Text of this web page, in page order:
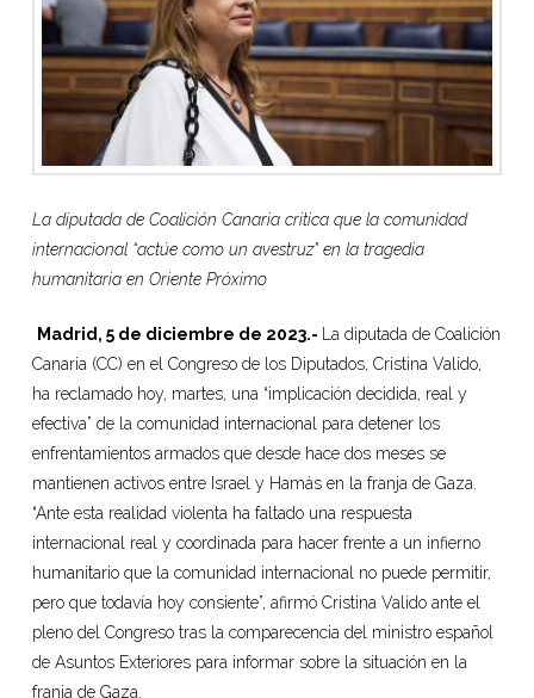
La diputada de Coalición Canaria critica que la comunidad
internacional “actúe como un avestruz” en la tragedia
humanitaria en Oriente Próximo
Madrid, 5 de diciembre de 2023.-
La diputada de Coalición
Canaria (CC) en el Congreso de los Diputados, Cristina Valido,
ha reclamado hoy, martes, una “implicación decidida, real y
efectiva” de la comunidad internacional para detener los
enfrentamientos armados que desde hace dos meses se
mantienen activos entre Israel y Hamás en la franja de Gaza.
“Ante esta realidad violenta ha faltado una respuesta
internacional real y coordinada para hacer frente a un infierno
humanitario que la comunidad internacional no puede permitir,
pero que todavía hoy consiente”, afirmó Cristina Valido ante el
pleno del Congreso tras la comparecencia del ministro español
de Asuntos Exteriores para informar sobre la situación en la
franja de Gaza.